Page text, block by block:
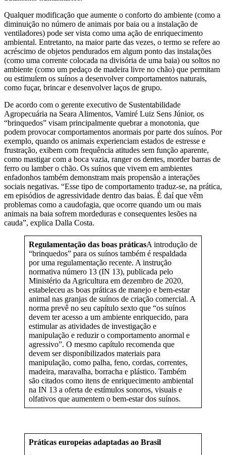
Qualquer modificação que aumente o conforto do ambiente (como a
diminuição no número de animais por baia ou a instalação de
ventiladores) pode ser vista como uma ação de enriquecimento
ambiental. Entretanto, na maior parte das vezes, o termo se refere ao
acréscimo de objetos pendurados em algum ponto das instalações
(como uma corrente colocada na divisória de uma baia) ou soltos no
ambiente (como um pedaço de madeira livre no chão) que permitam
ou estimulem os suínos a desenvolver comportamentos naturais,
como fuçar, brincar e desenvolver laços de grupo.
De acordo com o gerente executivo de Sustentabilidade
Agropecuária na Seara Alimentos, Vamiré Luiz Sens Júnior, os
“brinquedos” visam principalmente quebrar a monotonia, que
podem provocar comportamentos anormais por parte dos suínos. Por
exemplo, quando os animais experienciam estados de estresse e
frustração, exibem com frequência atitudes sem função aparente,
como mastigar com a boca vazia, ranger os dentes, morder barras de
ferro ou lamber o chão. Os suínos que vivem em ambientes
enfadonhos também demonstram mais propensão a interações
sociais negativas. “Esse tipo de comportamento traduz-se, na prática,
em episódios de agressividade dentro das baias. É daí que vêm
problemas como a caudofagia, que ocorre quando um ou mais
animais na baia sofrem mordeduras e consequentes lesões na
cauda”, explica Dalla Costa.
Regulamentação das boas práticasA introdução de
“brinquedos” para os suínos também é respaldada
por uma regulamentação recente. A instrução
normativa número 13 (IN 13), publicada pelo
Ministério da Agricultura em dezembro de 2020,
estabeleceu as boas práticas de manejo e bem-estar
animal nas granjas de suínos de criação comercial. A
norma prevê no seu capítulo sexto que “os suínos
devem ter acesso a um ambiente enriquecido, para
estimular as atividades de investigação e
manipulação e reduzir o comportamento anormal e
agressivo”. O mesmo capítulo recomenda que
devem ser disponibilizados materiais para
manipulação, como palha, feno, cordas, correntes,
madeira, maravalha, borracha e plástico. Também
são citados como itens de enriquecimento ambiental
na IN 13 a oferta de estímulos sonoros, visuais e
olfativos que aumentem o bem-estar dos suínos.
Práticas europeias adaptadas ao Brasil